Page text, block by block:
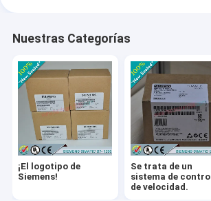
Las condiciones de los productos:
El motor de Siemens
PLC de automatización Delta
Inversores de automatización Delta
Nuestras Categorías
¡El logotipo de
Siemens!
Se trata de un
sistema de control
de velocidad.